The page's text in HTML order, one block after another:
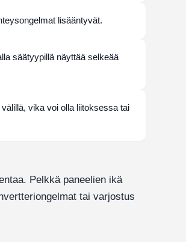
lisääntyvät.
säätyypillä näyttää selkeää
vika voi olla liitoksessa tai
Pelkkä paneelien ikä
tai varjostus